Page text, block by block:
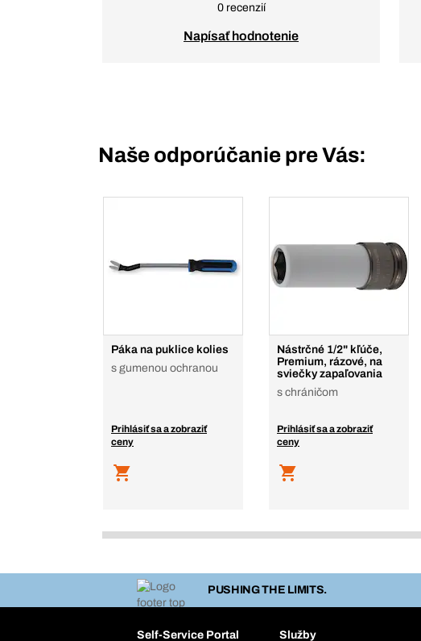
0 recenzií
Napísať hodnotenie
Naše odporúčanie pre Vás:
Páka na puklice kolies
s gumenou ochranou
Prihlásiť sa a zobraziť
ceny
Nástrčné 1/2" kľúče,
Premium, rázové, na
sviečky zapaľovania
s chráničom
Prihlásiť sa a zobraziť
ceny
PUSHING THE LIMITS.
Self-Service Portal Služby